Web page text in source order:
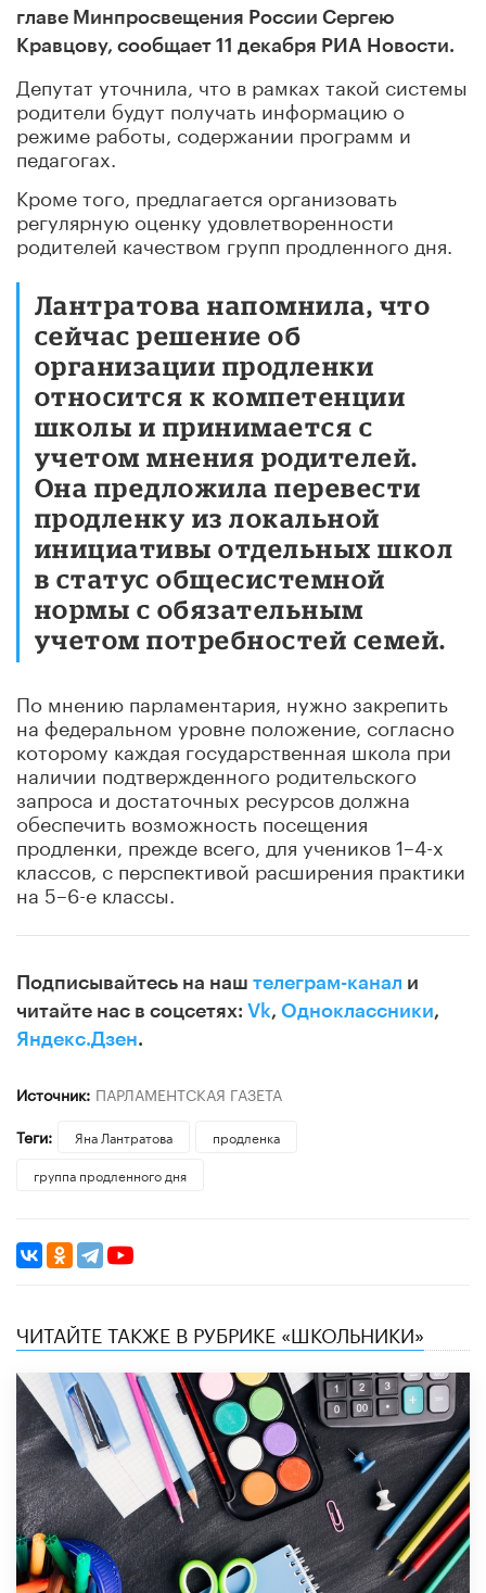
главе Минпросвещения России Сергею
Кравцову, сообщает 11 декабря РИА Новости.
Депутат уточнила, что в рамках такой системы
родители будут получать информацию о
режиме работы, содержании программ и
педагогах.
Кроме того, предлагается организовать
регулярную оценку удовлетворенности
родителей качеством групп продленного дня.
Лантратова напомнила, что
сейчас решение об
организации продленки
относится к компетенции
школы и принимается с
учетом мнения родителей.
Она предложила перевести
продленку из локальной
инициативы отдельных школ
в статус общесистемной
нормы с обязательным
учетом потребностей семей.
По мнению парламентария, нужно закрепить
на федеральном уровне положение, согласно
которому каждая государственная школа при
наличии подтвержденного родительского
запроса и достаточных ресурсов должна
обеспечить возможность посещения
продленки, прежде всего, для учеников 1–4-х
классов, с перспективой расширения практики
на 5–6-е классы.
Подписывайтесь на наш телеграм-канал и
читайте нас в соцсетях: Vk, Одноклассники,
Яндекс.Дзен.
Источник: ПАРЛАМЕНТСКАЯ ГАЗЕТА
Теги:
Яна Лантратова
продленка
группа продленного дня
ЧИТАЙТЕ ТАКЖЕ В РУБРИКЕ «ШКОЛЬНИКИ»